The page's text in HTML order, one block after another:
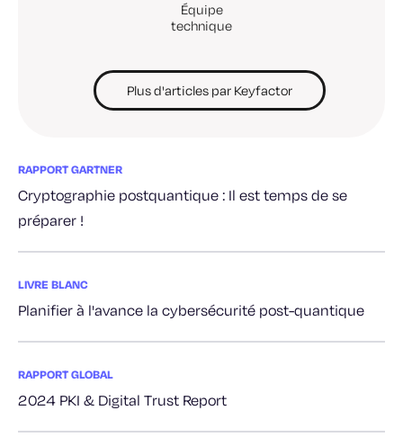
Équipe
technique
Plus d'articles par Keyfactor
RAPPORT GARTNER
Cryptographie postquantique : Il est temps de se
préparer !
LIVRE BLANC
Planifier à l'avance la cybersécurité post-quantique
RAPPORT GLOBAL
2024 PKI & Digital Trust Report